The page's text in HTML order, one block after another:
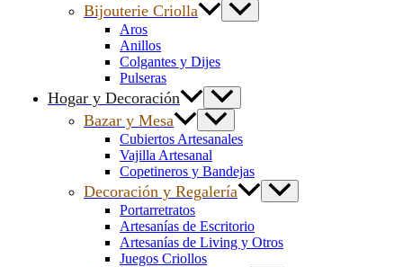
Bijouterie Criolla
Aros
Anillos
Colgantes y Dijes
Pulseras
Hogar y Decoración
Bazar y Mesa
Cubiertos Artesanales
Vajilla Artesanal
Copetineros y Bandejas
Decoración y Regalería
Portarretratos
Artesanías de Escritorio
Artesanías de Living y Otros
Juegos Criollos